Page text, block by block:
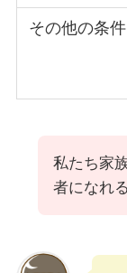
その他の条件
私たち家
者になれ